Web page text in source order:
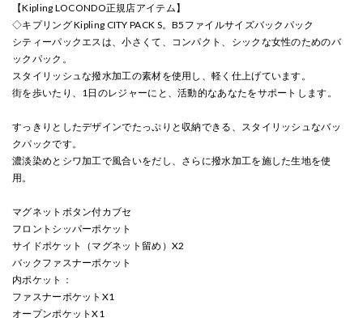
【Kipling LOCONDO正規店アイテム】
◇キプリング Kipling CITY PACK S。B5ファイルサイズバックパック
シティーパックエスは、小さくて、コンパクト、シックな女性のためのバ
ックパック。
スタイリッシュな撥水加工の素材を使用し、軽く仕上げています。
街を歩いたり、1日のレジャーにと、活動的なあなたをサポートします。
すっきりとしたデザインでたっぷりと収納できる、スタイリッシュなバッ
クパックです。
濃淡染めとシワ加工で風合いをだし、さらに撥水加工を施した生地を使
用。
マグネットボタン付カブセ
フロントシッパーポケット
サイドポケット（マグネット留め）X2
バックファスナーポケット
内ポケット：
ファスナーポケットX1
オープンポケットX1